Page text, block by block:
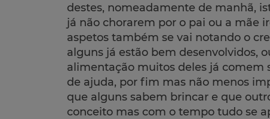
destes, nomeadamente de manhã,
já não chorarem por o pai ou a mãe
aspetos também se vai notando o
alguns já estão bem desenvolvidos,
alimentação muitos deles já comem
de ajuda, por fim mas não menos
que alguns sabem brincar e que
conceito mas com o tempo tudo se